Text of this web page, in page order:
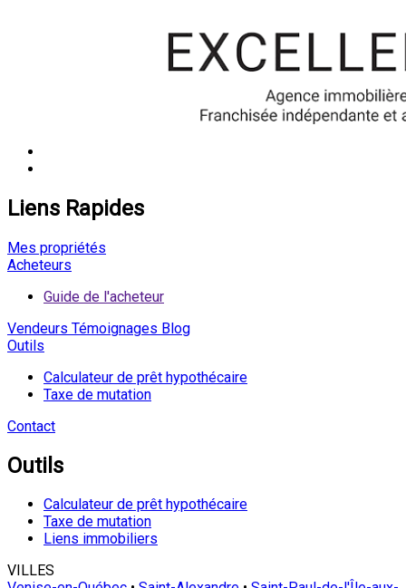
Liens Rapides
Mes propriétés
Acheteurs
Guide de l'acheteur
Vendeurs Témoignages Blog
Outils
Calculateur de prêt hypothécaire
Taxe de mutation
Contact
Outils
Calculateur de prêt hypothécaire
Taxe de mutation
Liens immobiliers
VILLES